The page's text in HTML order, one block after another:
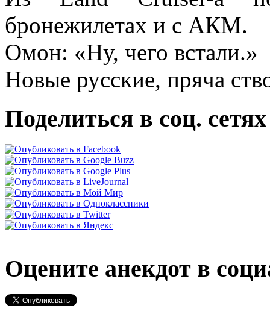
бронежилетах и с АКМ.
Омон: «Ну, чего встали.»
Новые русские, пряча
Поделиться в соц. сетях
Оцените анекдот в